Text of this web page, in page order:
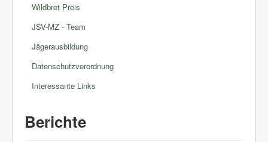
Wildbret Preis
JSV-MZ - Team
Jägerausbildung
Datenschutzverordnung
Interessante Links
Berichte